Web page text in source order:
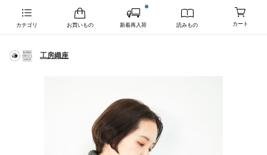
カテゴリ お買いもの 新着再入荷 読みもの カート
工房織座